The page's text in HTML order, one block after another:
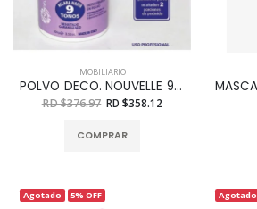
MOBILIARIO
POLVO DECO. NOUVELLE 9 TONO 120 G
RD $376.97 RD $358.12
COMPRAR
Agotado 5% OFF Agotado